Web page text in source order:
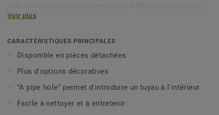
d'utilisation (sortie, hauteur, diamètre et débit). Les grilles
ronde et sont adaptées à différentes conditions
d'utilisation (sortie, hauteur, diamètre et débit). Les grilles
Inox existent en 2 modèles : Drop, Art Deco. Les grilles
Inox ne sont pas incluses avec les siphons et doivent être
commandées séparément.
Nos grilles sont compatibles avec Minimax S-Series et
Voir plus
CARACTÉRISTIQUES PRINCIPALES
Disponible en pièces détachées
Plus d'options décoratives
"A pipe hole" permet d'introduire un tuyau à l'intérieur
Facile à nettoyer et à entretenir